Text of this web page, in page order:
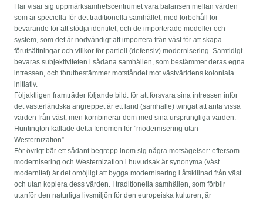
Här visar sig uppmärksamhetscentrumet vara balansen mellan värden
som är speciella för det traditionella samhället, med förbehåll för
bevarande för att stödja identitet, och de importerade modeller och
system, som det är nödvändigt att importera från väst för att skapa
förutsättningar och villkor för partiell (defensiv) modernisering. Samtidigt
bevaras subjektiviteten i sådana samhällen, som bestämmer deras egna
intressen, och förutbestämmer motståndet mot västvärldens koloniala
initiativ.
Följaktligen framträder följande bild: för att försvara sina intressen inför
det västerländska angreppet är ett land (samhälle) tvingat att anta vissa
värden från väst, men kombinerar dem med sina ursprungliga värden.
Huntington kallade detta fenomen för ”modernisering utan
Westernization”.
För övrigt bär ett sådant begrepp inom sig några motsägelser: eftersom
modernisering och Westernization i huvudsak är synonyma (väst =
modernitet) är det omöjligt att bygga modernisering i åtskillnad från väst
och utan kopiera dess värden. I traditionella samhällen, som förblir
utanför den naturliga livsmiljön för den europeiska kulturen, är